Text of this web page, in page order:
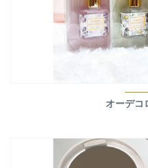
オーデコ